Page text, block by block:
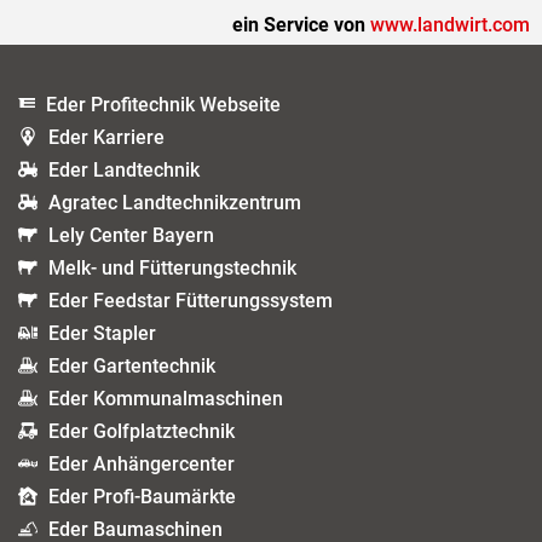
ein Service von www.landwirt.com
Eder Profitechnik Webseite
Eder Karriere
Eder Landtechnik
Agratec Landtechnikzentrum
Lely Center Bayern
Melk- und Fütterungstechnik
Eder Feedstar Fütterungssystem
Eder Stapler
Eder Gartentechnik
Eder Kommunalmaschinen
Eder Golfplatztechnik
Eder Anhängercenter
Eder Profi-Baumärkte
Eder Baumaschinen